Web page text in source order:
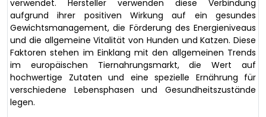
verwendet. Hersteller verwenden diese Verbindung
aufgrund ihrer positiven Wirkung auf ein gesundes
Gewichtsmanagement, die Förderung des Energieniveaus
und die allgemeine Vitalität von Hunden und Katzen. Diese
Faktoren stehen im Einklang mit den allgemeinen Trends
im europäischen Tiernahrungsmarkt, die Wert auf
hochwertige Zutaten und eine spezielle Ernährung für
verschiedene Lebensphasen und Gesundheitszustände
legen.